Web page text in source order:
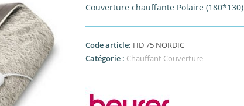
Couverture chauffante Polaire (180*130)
Code article: HD 75 NORDIC
Catégorie : Chauffant Couverture